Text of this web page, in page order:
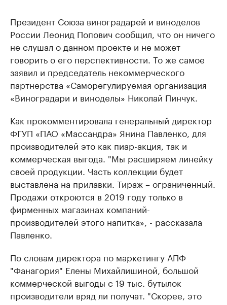
Президент Союза виноградарей и виноделов
России Леонид Попович сообщил, что он ничего
не слушал о данном проекте и не может
говорить о его перспективности. То же самое
заявил и председатель некоммерческого
партнерства «Саморегулируемая организация
«Виноградари и виноделы» Николай Пинчук.
Как прокомментировала генеральный директор
ФГУП «ПАО «Массандра» Янина Павленко, для
производителей это как пиар-акция, так и
коммерческая выгода. "Мы расширяем линейку
своей продукции. Часть коллекции будет
выставлена на прилавки. Тираж – ограниченный.
Продажи откроются в 2019 году только в
фирменных магазинах компаний-
производителей этого напитка», - рассказала
Павленко.
По словам директора по маркетингу АПФ
"Фанагория" Елены Михайлишиной, большой
коммерческой выгоды с 19 тыс. бутылок
производители вряд ли получат. "Скорее, это